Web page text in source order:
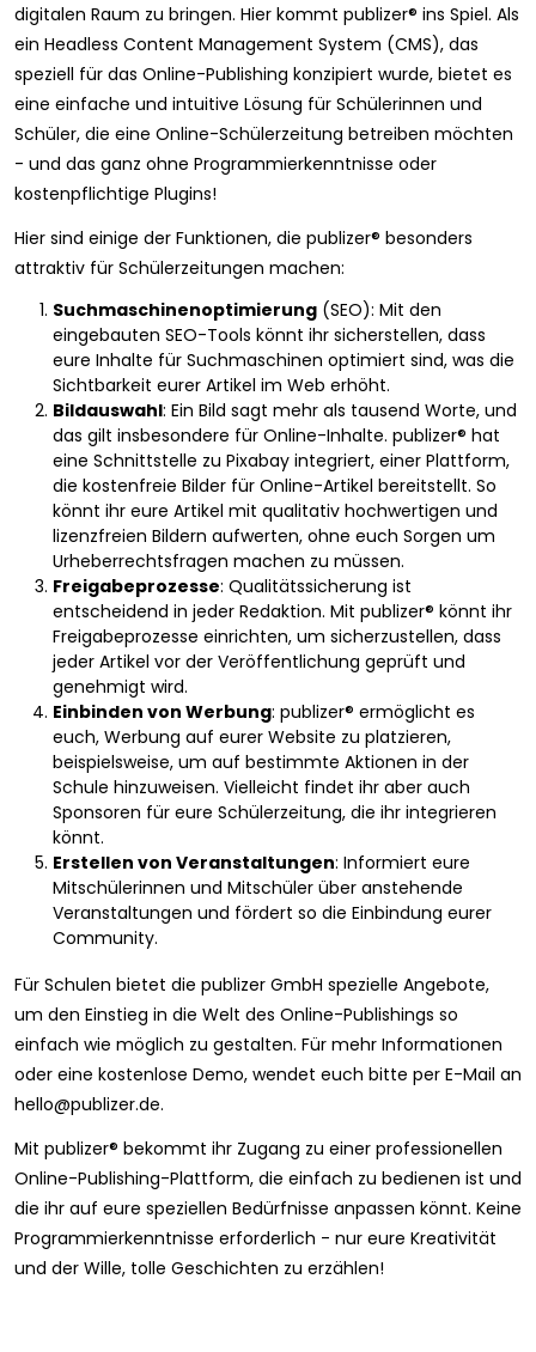
digitalen Raum zu bringen. Hier kommt publizer® ins Spiel. Als
ein Headless Content Management System (CMS), das
speziell für das Online-Publishing konzipiert wurde, bietet es
eine einfache und intuitive Lösung für Schülerinnen und
Schüler, die eine Online-Schülerzeitung betreiben möchten
- und das ganz ohne Programmierkenntnisse oder
kostenpflichtige Plugins!
Hier sind einige der Funktionen, die publizer® besonders
attraktiv für Schülerzeitungen machen:
Suchmaschinenoptimierung (SEO): Mit den
eingebauten SEO-Tools könnt ihr sicherstellen, dass
eure Inhalte für Suchmaschinen optimiert sind, was die
Sichtbarkeit eurer Artikel im Web erhöht.
Bildauswahl: Ein Bild sagt mehr als tausend Worte, und
das gilt insbesondere für Online-Inhalte. publizer® hat
eine Schnittstelle zu Pixabay integriert, einer Plattform,
die kostenfreie Bilder für Online-Artikel bereitstellt. So
könnt ihr eure Artikel mit qualitativ hochwertigen und
lizenzfreien Bildern aufwerten, ohne euch Sorgen um
Urheberrechtsfragen machen zu müssen.
Freigabeprozesse: Qualitätssicherung ist
entscheidend in jeder Redaktion. Mit publizer® könnt ihr
Freigabeprozesse einrichten, um sicherzustellen, dass
jeder Artikel vor der Veröffentlichung geprüft und
genehmigt wird.
Einbinden von Werbung: publizer® ermöglicht es
euch, Werbung auf eurer Website zu platzieren,
beispielsweise, um auf bestimmte Aktionen in der
Schule hinzuweisen. Vielleicht findet ihr aber auch
Sponsoren für eure Schülerzeitung, die ihr integrieren
könnt.
Erstellen von Veranstaltungen: Informiert eure
Mitschülerinnen und Mitschüler über anstehende
Veranstaltungen und fördert so die Einbindung eurer
Community.
Für Schulen bietet die publizer GmbH spezielle Angebote,
um den Einstieg in die Welt des Online-Publishings so
einfach wie möglich zu gestalten. Für mehr Informationen
oder eine kostenlose Demo, wendet euch bitte per E-Mail an
hello@publizer.de.
Mit publizer® bekommt ihr Zugang zu einer professionellen
Online-Publishing-Plattform, die einfach zu bedienen ist und
die ihr auf eure speziellen Bedürfnisse anpassen könnt. Keine
Programmierkenntnisse erforderlich - nur eure Kreativität
und der Wille, tolle Geschichten zu erzählen!